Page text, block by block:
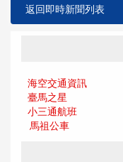
返回即時新聞列表
海空交通資訊
臺馬之星
小三通航班
馬祖公車